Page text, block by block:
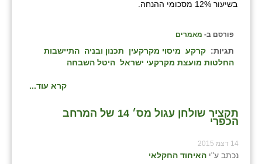
בשיעור 12% מסכומי ההנחה.
פורסם ב- מאמרים
תגיות: קרקע מיסוי מקרקעין תכנון ובניה התיישבות
החלטות מועצת מקרקעי ישראל היטל השבחה
קרא עוד...
תקציר שולחן עגול מס׳ 14 של המרחב
הכפרי
14 דצמ 2015
נכתב ע"י האיחוד החקלאי
קורנית
קלחים